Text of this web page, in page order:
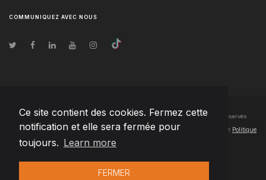
Ce site contient des cookies. Fermez cette
notification et elle sera fermée pour
toujours. Learn more
FERMER
COMMUNIQUEZ AVEC NOUS
© Droits d'auteur2026 Team Extension SA France- Tous les droits sont réservés
Changelog● En utilisant ce site, vous acceptez nos Conditions d'utilisation et Politique
de confidentialité